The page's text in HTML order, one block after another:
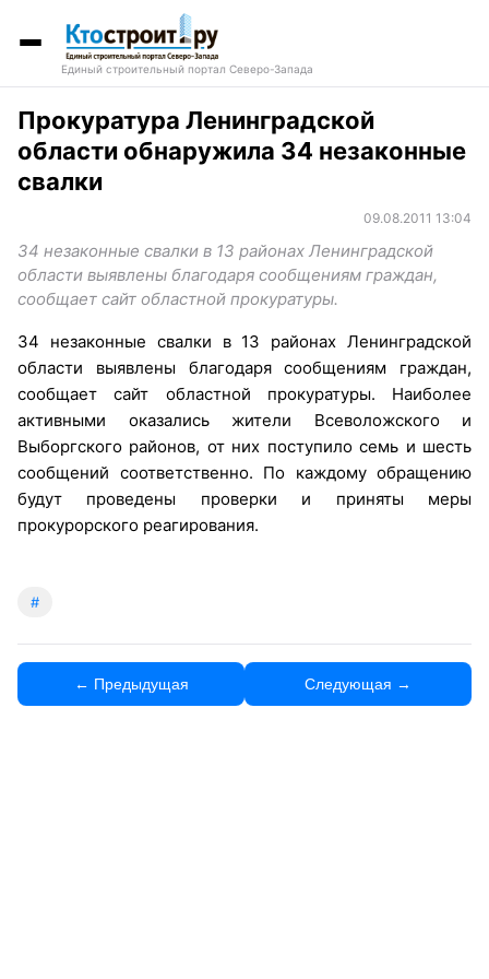
Единый строительный портал Северо-Запада
Прокуратура Ленинградской
области обнаружила 34 незаконные
свалки
09.08.2011 13:04
34 незаконные свалки в 13 районах Ленинградской
области выявлены благодаря сообщениям граждан,
сообщает сайт областной прокуратуры.
34 незаконные свалки в 13 районах Ленинградской
области выявлены благодаря сообщениям граждан,
сообщает сайт областной прокуратуры. Наиболее
активными оказались жители Всеволожского и
Выборгского районов, от них поступило семь и шесть
сообщений соответственно. По каждому обращению
будут проведены проверки и приняты меры
прокурорского реагирования.
#
← Предыдущая Следующая →